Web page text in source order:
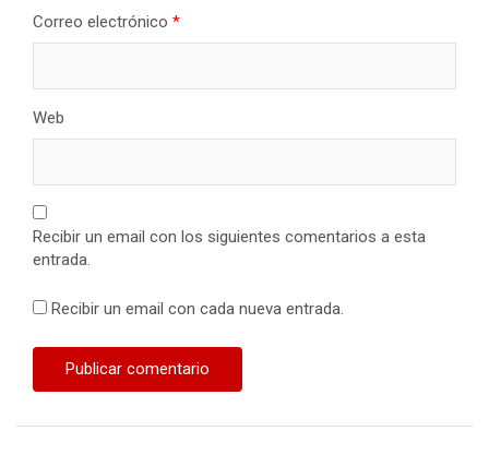
Correo electrónico *
Web
Recibir un email con los siguientes comentarios a esta
entrada.
Recibir un email con cada nueva entrada.